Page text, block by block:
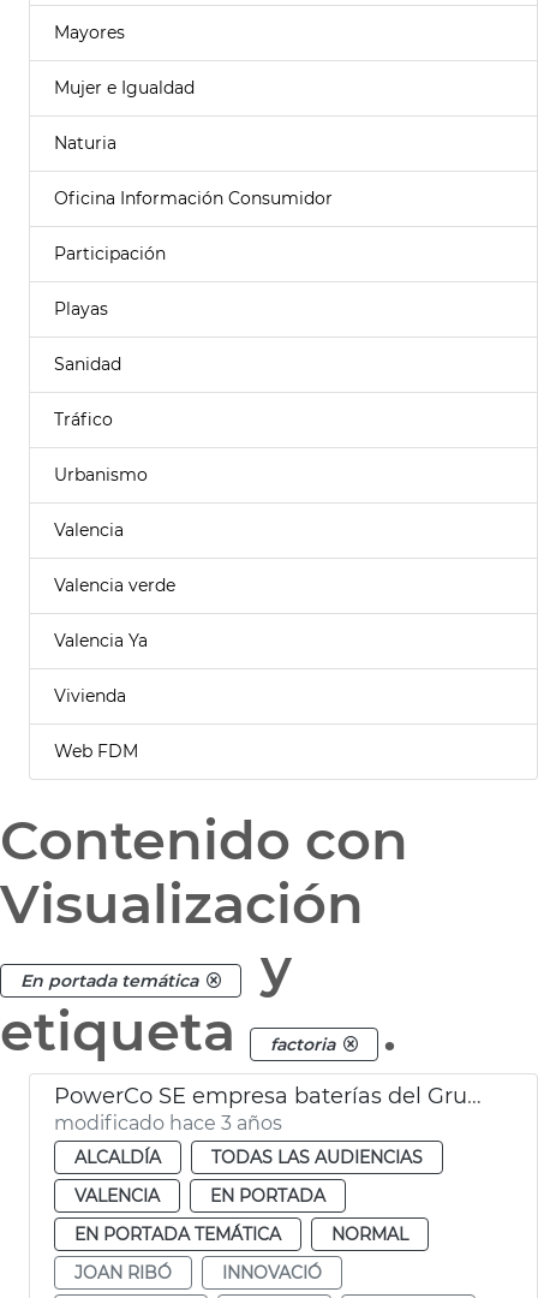
Mayores
Mujer e Igualdad
Naturia
Oficina Información Consumidor
Participación
Playas
Sanidad
Tráfico
Urbanismo
Valencia
Valencia verde
Valencia Ya
Vivienda
Web FDM
Contenido con
Visualización
En portada temática
y
etiqueta
factoria .
PowerCo SE empresa baterías del Grupo Volkswagen
modificado hace 3 años
ALCALDÍA
TODAS LAS AUDIENCIAS
VALENCIA
EN PORTADA
EN PORTADA TEMÁTICA
NORMAL
JOAN RIBÓ
INNOVACIÓ